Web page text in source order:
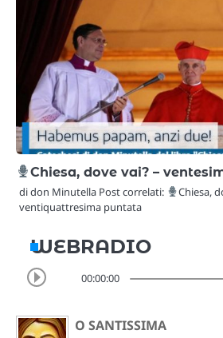
Chiesa, dove vai? –
di don Minutella Post correlati:
Chiesa,
ventiquattresima puntata
WEBRADIO
00:00:00
O SANTISSIMA